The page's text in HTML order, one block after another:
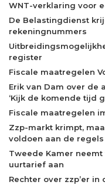
WNT-verklaring voor
De Belastingdienst
rekeningnummers
register
Fiscale maatregelen
Erik van Dam over de
‘Kijk de komende tijd
Fiscale maatregelen
Zzp-markt krimpt,
voldoen aan de regels
Tweede Kamer
uurtarief aan
Rechter over zzp’er